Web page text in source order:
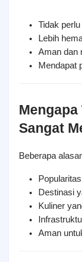
Tidak
Lebih
Aman dan
Mendapat
Sangat
Beberapa
Destinasi
Kuliner
Aman